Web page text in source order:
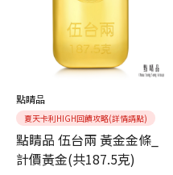
點睛品
夏天卡利HIGH回饋攻略(詳情請點)
點睛品 伍台兩 黃金金條_
計價黃金(共187.5克)